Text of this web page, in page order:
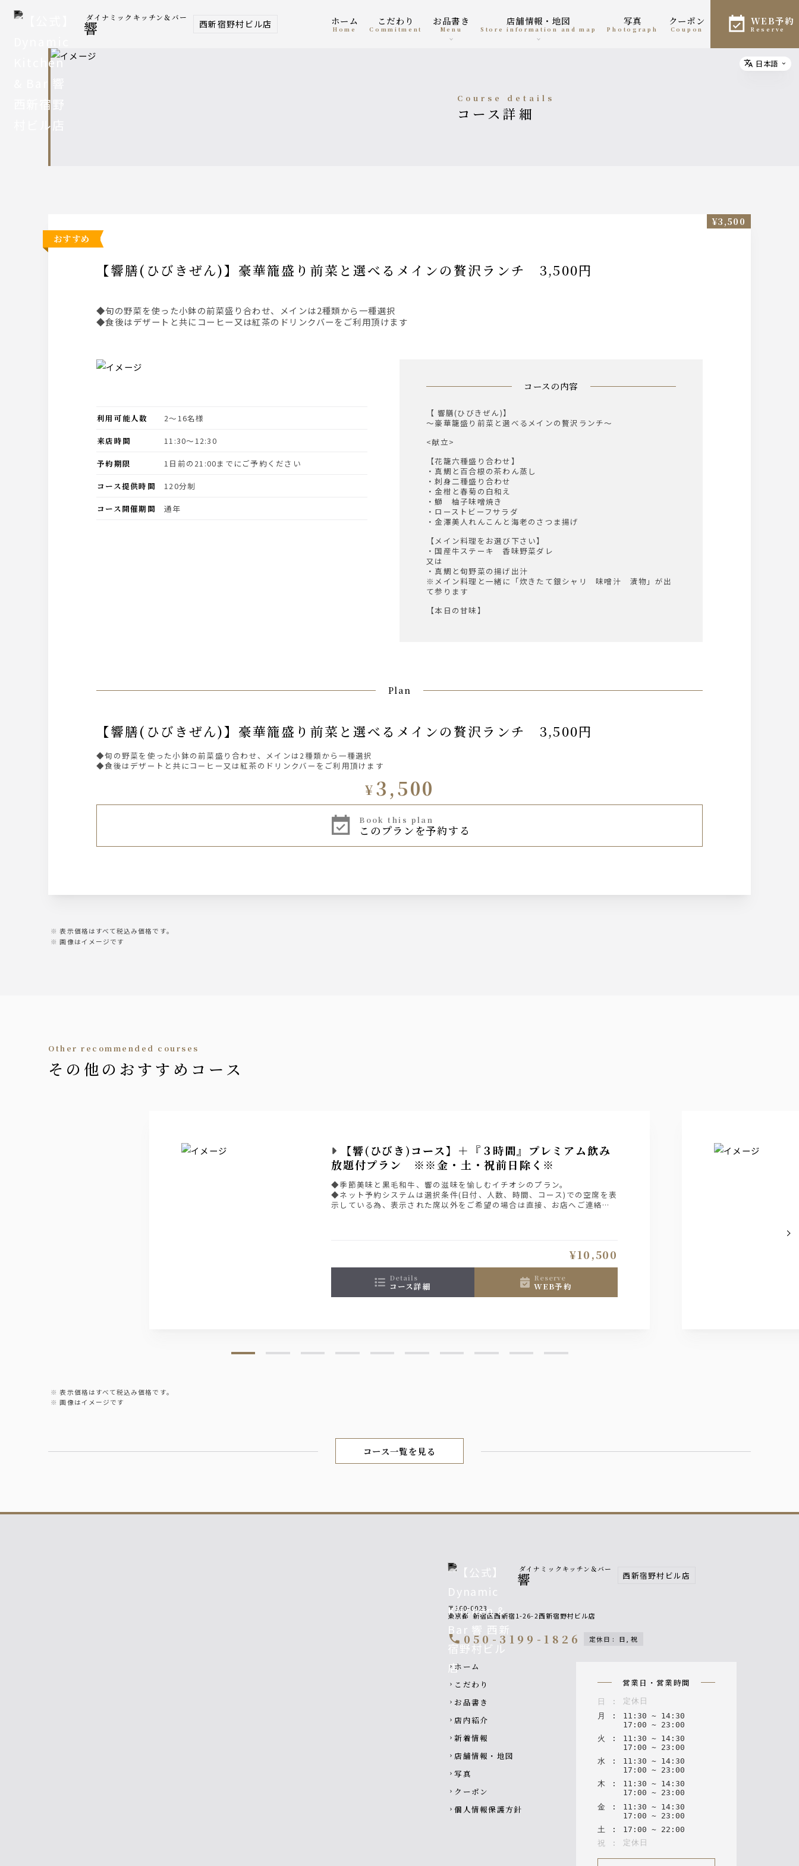
ダイナミックキッチン＆バー
響 西新宿野村ビル店 ホーム
home
こだわり
Commitment
お品書き
menu
店舗情報・地図
Store information and map
写真
photograph
クーポン
coupon
WEB予約
reserve
course details
コース詳細
おすすめ
【響膳(ひびきぜん)】豪華籠盛り前菜と選べるメインの贅沢ランチ 3,500円
◆旬の野菜を使った小鉢の前菜盛り合わせ、メインは2種類から一種選択
◆食後はデザートと共にコーヒー又は紅茶のドリンクバーをご利用頂けます
¥3,500
コースの内容
【 響膳(ひびきぜん)】
～豪華籠盛り前菜と選べるメインの贅沢ランチ～
<献立>
【花籠六種盛り合わせ】
・真鯛と百合根の茶わん蒸し
・刺身二種盛り合わせ
・金柑と春菊の白和え
・鰤 柚子味噌焼き
・ローストビーフサラダ
・金澤美人れんこんと海老のさつま揚げ
【メイン料理をお選び下さい】
・国産牛ステーキ 香味野菜ダレ
又は
・真鯛と旬野菜の揚げ出汁
※メイン料理と一緒に「炊きたて銀シャリ 味噌汁 漬物」が出
て参ります
【本日の甘味】
利用可能人数
2〜16名様
来店時間
11:30〜12:30
予約期限
1日前の21:00までにご予約ください
コース提供時間
120分制
コース開催期間
通年
Plan
【響膳(ひびきぜん)】豪華籠盛り前菜と選べるメインの贅沢ランチ 3,500円
◆旬の野菜を使った小鉢の前菜盛り合わせ、メインは2種類から一種選択
◆食後はデザートと共にコーヒー又は紅茶のドリンクバーをご利用頂けます
¥3,500
book this plan
このプランを予約する
表示価格はすべて税込み価格です。
画像はイメージです
other recommended courses
その他のおすすめコース
【響(ひびき)コース】＋『３時間』プレミアム飲み
放題付プラン ※※金・土・祝前日除く※
◆季節美味と黒毛和牛、響の滋味を愉しむイチオシのプラン。
◆ネット予約システムは選択条件(日付、人数、時間、コース)での空席を表
示している為、表示された席以外をご希望の場合は直接、お店へご連絡下
¥10,500
details
コース詳細
reserve
WEB予約
表示価格はすべて税込み価格です。
画像はイメージです
コース一覧を見る
Select
日本語
ダイナミックキッチン＆バー
響 西新宿野村ビル店
〒160-0023
東京都 新宿区西新宿1-26-2西新宿野村ビル店
call 050-3199-1826 定休日 : 日, 祝
Footer navigation
chevron_right ホーム
chevron_right こだわり
chevron_right お品書き
chevron_right 店内紹介
chevron_right 新着情報
chevron_right 店舗情報・地図
chevron_right 写真
chevron_right クーポン
chevron_right 個人情報保護方針
営業日・営業時間
日 :
定休日
月
: 11 : 30 ~ 14: 30
17 : 00 ~ 23 : 00
火
: 11 : 30 ~ 14: 30
17 : 00 ~ 23 : 00
水 : 11 : 30 ~ 14: 30
17 : 00 ~ 23 : 00
木
: 11 : 30 ~ 14: 30
17 : 00 ~ 23 : 00
金
: 11 : 30 ~ 14: 30
17 : 00 ~ 23 : 00
土
: 17 : 00 ~ 22 : 00
祝 : 定休日